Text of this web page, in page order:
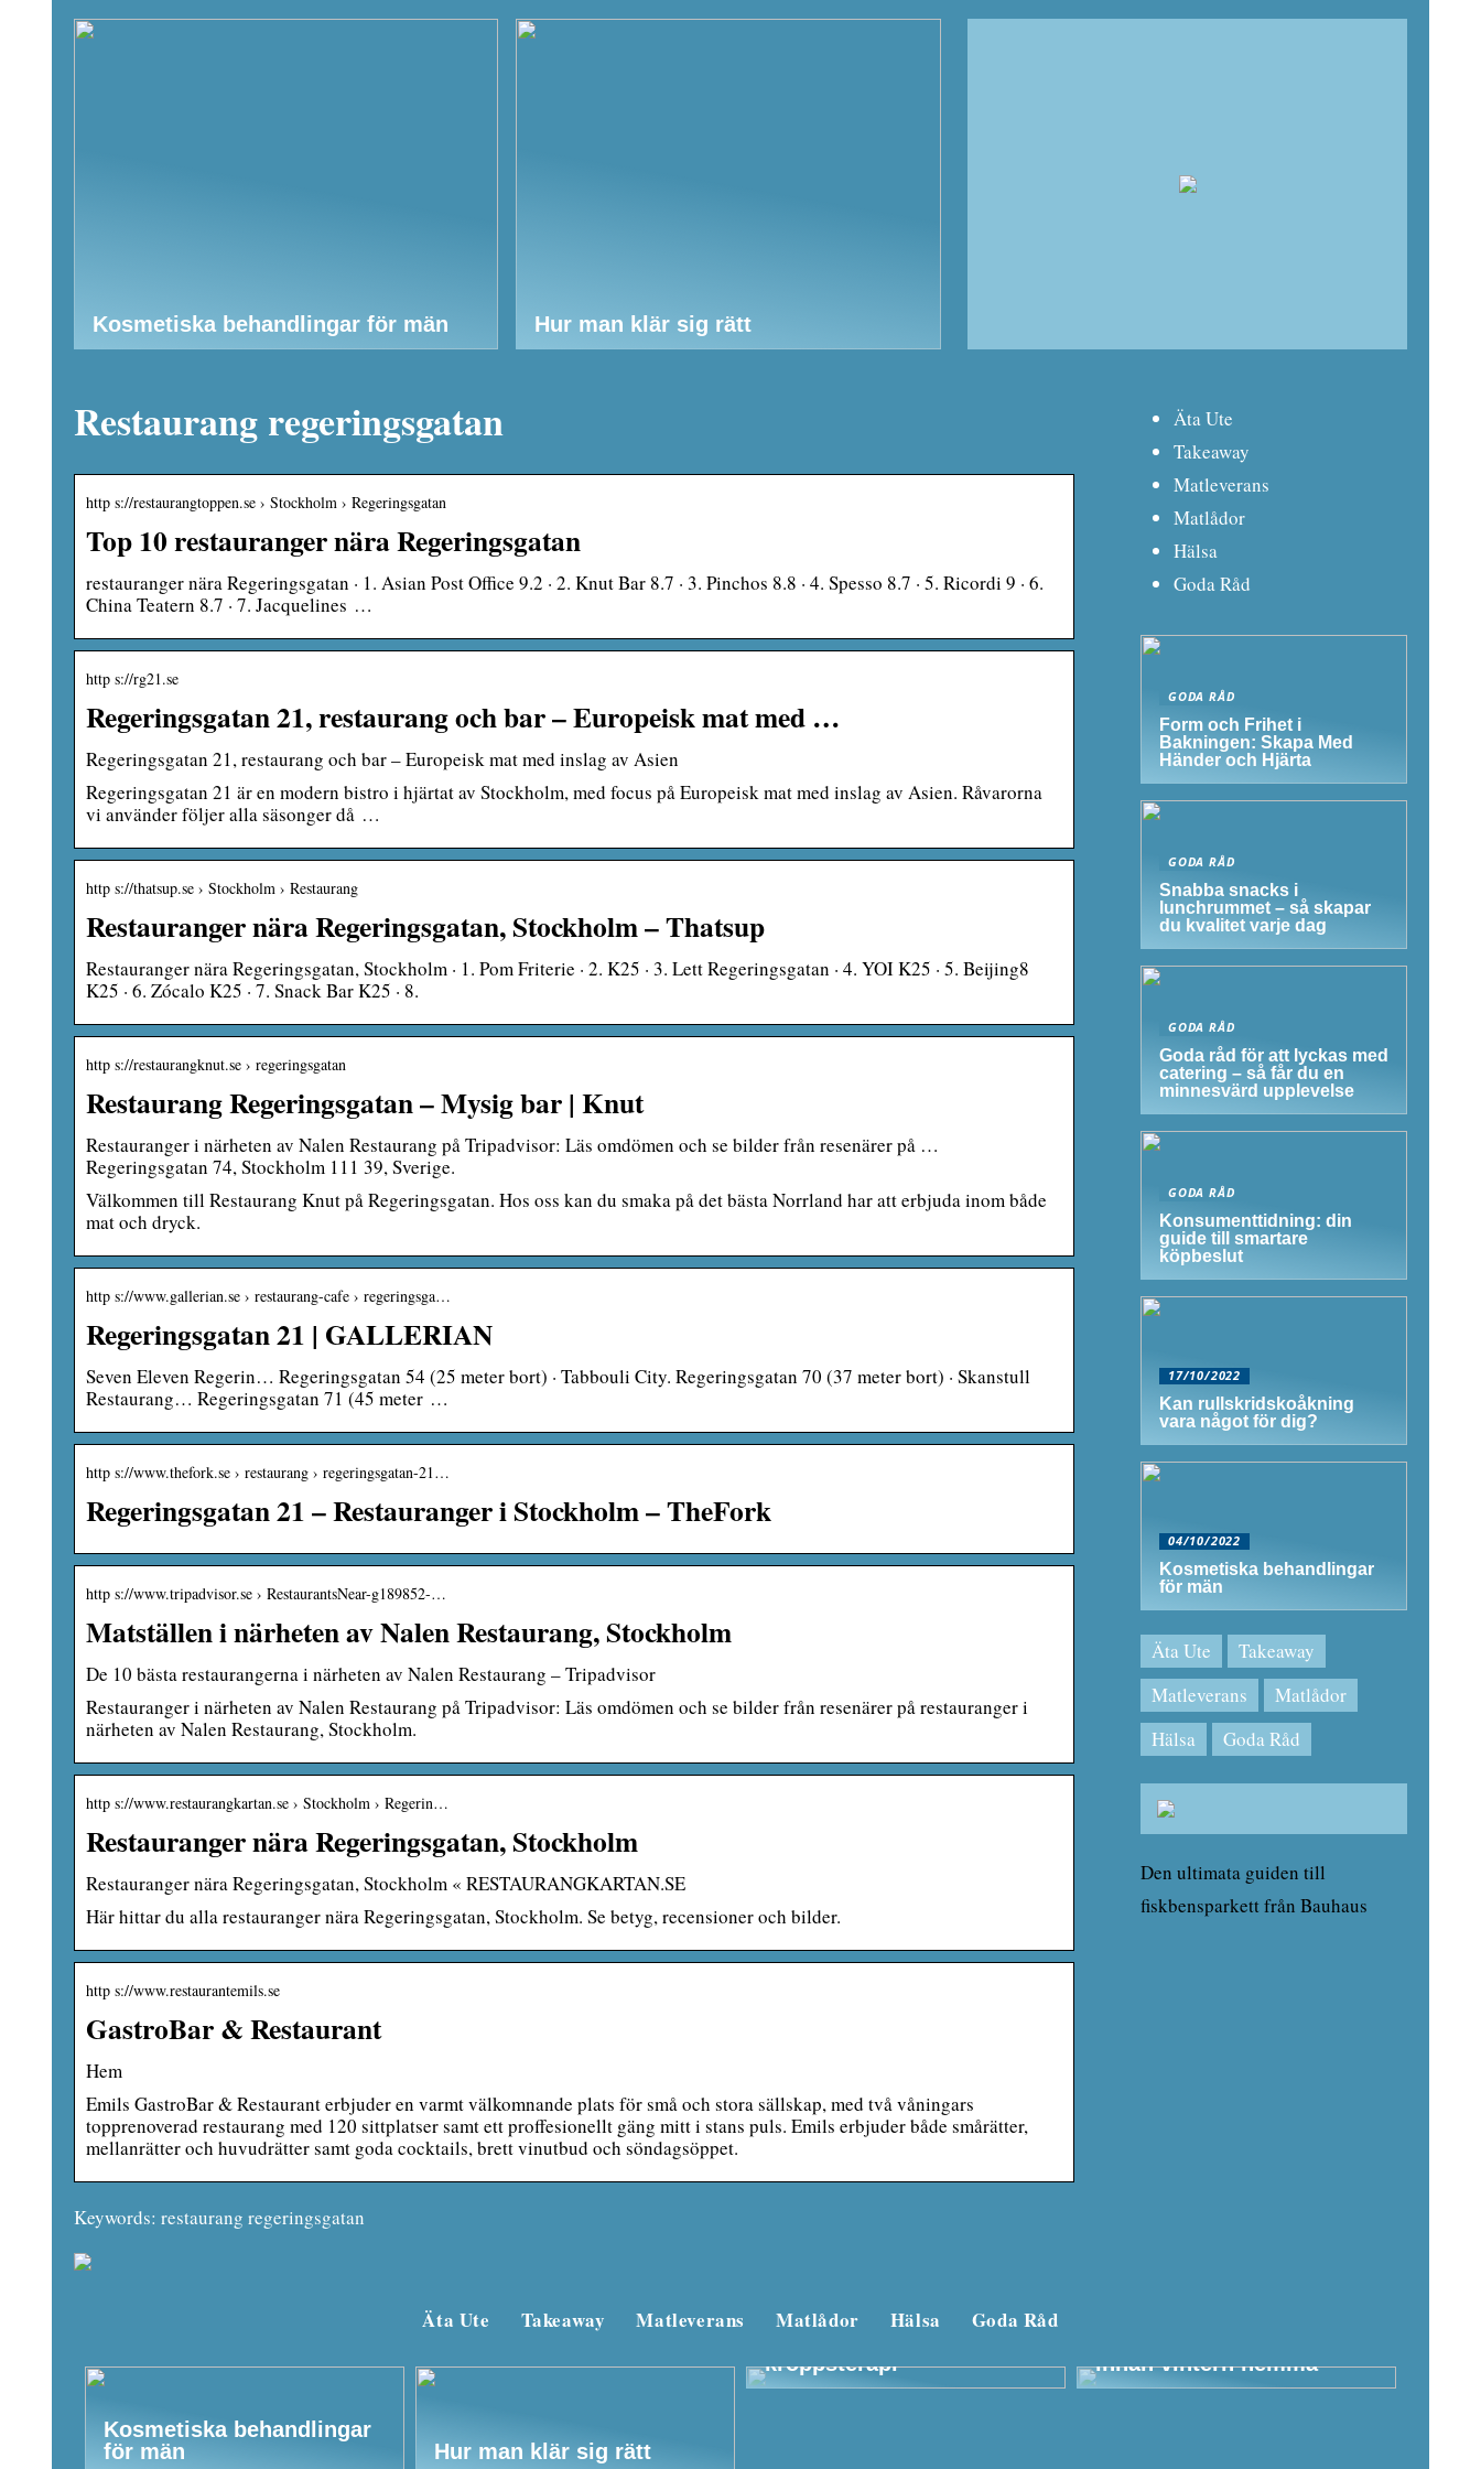
Kosmetiska behandlingar för män Hur man klär sig rätt
Restaurang regeringsgatan
http s://restaurangtoppen.se › Stockholm › Regeringsgatan
Top 10 restauranger nära Regeringsgatan
restauranger nära Regeringsgatan · 1. Asian Post Office 9.2 · 2. Knut Bar 8.7 · 3. Pinchos 8.8 · 4. Spesso 8.7 · 5. Ricordi 9 · 6.
China Teatern 8.7 · 7. Jacquelines …
http s://rg21.se
Regeringsgatan 21, restaurang och bar – Europeisk mat med …
Regeringsgatan 21, restaurang och bar – Europeisk mat med inslag av Asien
Regeringsgatan 21 är en modern bistro i hjärtat av Stockholm, med focus på Europeisk mat med inslag av Asien. Råvarorna
vi använder följer alla säsonger då …
http s://thatsup.se › Stockholm › Restaurang
Restauranger nära Regeringsgatan, Stockholm – Thatsup
Restauranger nära Regeringsgatan, Stockholm · 1. Pom Friterie · 2. K25 · 3. Lett Regeringsgatan · 4. YOI K25 · 5. Beijing8
K25 · 6. Zócalo K25 · 7. Snack Bar K25 · 8.
http s://restaurangknut.se › regeringsgatan
Restaurang Regeringsgatan – Mysig bar | Knut
Restauranger i närheten av Nalen Restaurang på Tripadvisor: Läs omdömen och se bilder från resenärer på …
Regeringsgatan 74, Stockholm 111 39, Sverige.
Välkommen till Restaurang Knut på Regeringsgatan. Hos oss kan du smaka på det bästa Norrland har att erbjuda inom både
mat och dryck.
http s://www.gallerian.se › restaurang-cafe › regeringsga…
Regeringsgatan 21 | GALLERIAN
Seven Eleven Regerin… Regeringsgatan 54 (25 meter bort) · Tabbouli City. Regeringsgatan 70 (37 meter bort) · Skanstull
Restaurang… Regeringsgatan 71 (45 meter …
http s://www.thefork.se › restaurang › regeringsgatan-21…
Regeringsgatan 21 – Restauranger i Stockholm – TheFork
http s://www.tripadvisor.se › RestaurantsNear-g189852-…
Matställen i närheten av Nalen Restaurang, Stockholm
De 10 bästa restaurangerna i närheten av Nalen Restaurang – Tripadvisor
Restauranger i närheten av Nalen Restaurang på Tripadvisor: Läs omdömen och se bilder från resenärer på restauranger i
närheten av Nalen Restaurang, Stockholm.
http s://www.restaurangkartan.se › Stockholm › Regerin…
Restauranger nära Regeringsgatan, Stockholm
Restauranger nära Regeringsgatan, Stockholm « RESTAURANGKARTAN.SE
Här hittar du alla restauranger nära Regeringsgatan, Stockholm. Se betyg, recensioner och bilder.
http s://www.restaurantemils.se
GastroBar & Restaurant
Hem
Emils GastroBar & Restaurant erbjuder en varmt välkomnande plats för små och stora sällskap, med två våningars
topprenoverad restaurang med 120 sittplatser samt ett proffesionellt gäng mitt i stans puls. Emils erbjuder både smårätter,
mellanrätter och huvudrätter samt goda cocktails, brett vinutbud och söndagsöppet.
Keywords: restaurang regeringsgatan
Äta Ute
Takeaway
Matleverans
Matlådor
Hälsa
Goda Råd
GODA RÅD
Form och Frihet i
Bakningen: Skapa Med
Händer och Hjärta
GODA RÅD
Snabba snacks i
lunchrummet – så skapar
du kvalitet varje dag
GODA RÅD
Goda råd för att lyckas med
catering – så får du en
minnesvärd upplevelse
GODA RÅD
Konsumenttidning: din
guide till smartare
köpbeslut
17/10/2022
Kan rullskridskoåkning
vara något för dig?
04/10/2022
Kosmetiska behandlingar
för män
Äta Ute
Takeaway
Matleverans
Matlådor
Hälsa
Goda Råd
Den ultimata guiden till
fiskbensparkett från Bauhaus
Äta Ute Takeaway Matleverans Matlådor Hälsa Goda Råd
Kosmetiska behandlingar
för män
Hur man klär sig rätt
Beautyforum.dk Gör något
kroppsterapi
innan vintern hemma